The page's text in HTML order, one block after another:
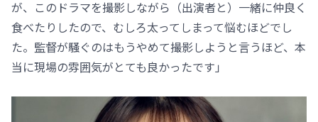
が、このドラマを撮影しながら（出演者と）一緒に仲良く
食べたりしたので、むしろ太ってしまって悩むほどでし
た。監督が騒ぐのはもうやめて撮影しようと言うほど、本
当に現場の雰囲気がとても良かったです」